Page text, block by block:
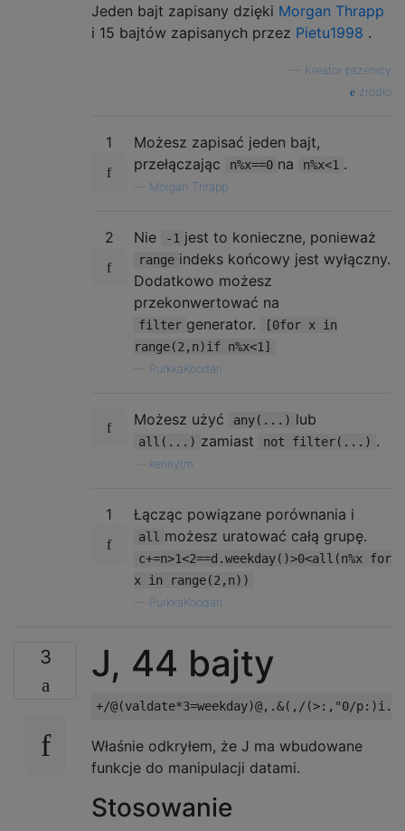
Jeden bajt zapisany dzięki Morgan Thrapp
i 15 bajtów zapisanych przez Pietu1998 .
Kreator pszenicy
źródło
1
Możesz zapisać jeden bajt,
przełączając
n%x==0 na n%x<1 .
Morgan Thrapp
2 Nie -1 jest to konieczne, ponieważ
range indeks końcowy jest wyłączny.
Dodatkowo możesz
przekonwertować na
filter generator.
[0for x in
range(2,n)if n%x<1]
PurkkaKoodari
Możesz użyć any(...) lub
all(...) zamiast not filter(...) .
kennytm
1 Łącząc powiązane porównania i
all możesz uratować całą grupę.
c+=n>1<2==d.weekday()>0<all(n%x for
x in range(2,n))
PurkkaKoodari
3 J, 44 bajty
Właśnie odkryłem, że J ma wbudowane
funkcje do manipulacji datami.
Stosowanie